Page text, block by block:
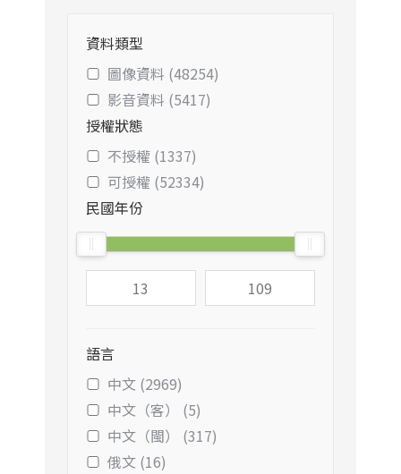
資料類型
圖像資料 (48254)
影音資料 (5417)
授權狀態
不授權 (1337)
可授權 (52334)
民國年份
語言
中文 (2969)
中文（客） (5)
中文（閩） (317)
俄文 (16)